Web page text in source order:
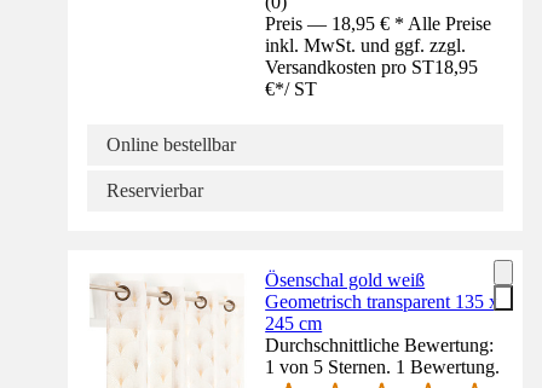
Preis — 18,95 € * Alle Preise
inkl. MwSt. und ggf. zzgl.
Versandkosten pro ST18,95
€*/ ST
Online bestellbar
Reservierbar
Ösenschal gold weiß
Geometrisch transparent 135 x
245 cm
Durchschnittliche Bewertung:
1 von 5 Sternen. 1 Bewertung.